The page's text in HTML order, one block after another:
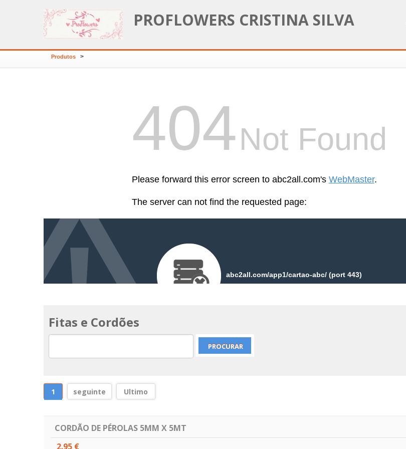
PROFLOWERS CRISTINA SILVA
Produtos >
Fitas e Cordões
1 seguinte Ultimo
CORDÃO DE PÉROLAS 5MM X 5MT
2.95 €